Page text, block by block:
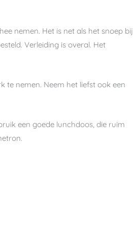
nemen. Het is net als het snoep bij
Verleiding is overal. Het
te nemen. Neem het liefst ook een
een goede lunchdoos, die ruim